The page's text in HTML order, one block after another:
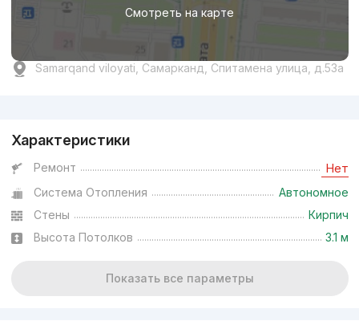
Смотреть на карте
Samarqand viloyati, Самарканд, Спитамена улица, д.53а
Характеристики
Ремонт Нет
Система Отопления
Автономное
Стены
Кирпич
Высота Потолков
3.1 м
Показать все параметры